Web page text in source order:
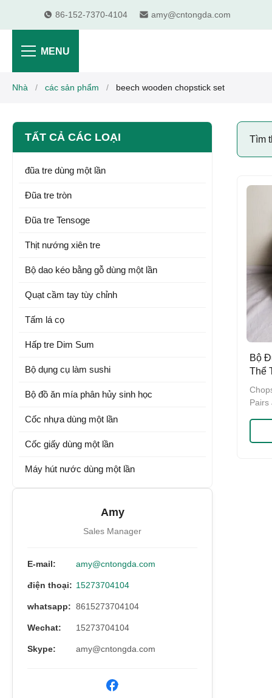
86-152-7370-4104 amy@cntongda.com
MENU
Nhà / các sản phẩm / beech wooden chopstick set
TẤT CẢ CÁC LOẠI
đũa tre dùng một lần
Đũa tre tròn
Đũa tre Tensoge
Thịt nướng xiên tre
Bộ dao kéo bằng gỗ dùng một lần
Quạt cầm tay tùy chỉnh
Tấm lá cọ
Hấp tre Dim Sum
Bộ dụng cụ làm sushi
Bộ đồ ăn mía phân hủy sinh học
Cốc nhựa dùng một lần
Cốc giấy dùng một lần
Máy hút nước dùng một lần
Amy
Sales Manager
E-mail: amy@cntongda.com
điện thoại: 15273704104
whatsapp: 8615273704104
Wechat: 15273704104
Skype: amy@cntongda.com
Tìm
Bộ
Thể
Pairs
Item